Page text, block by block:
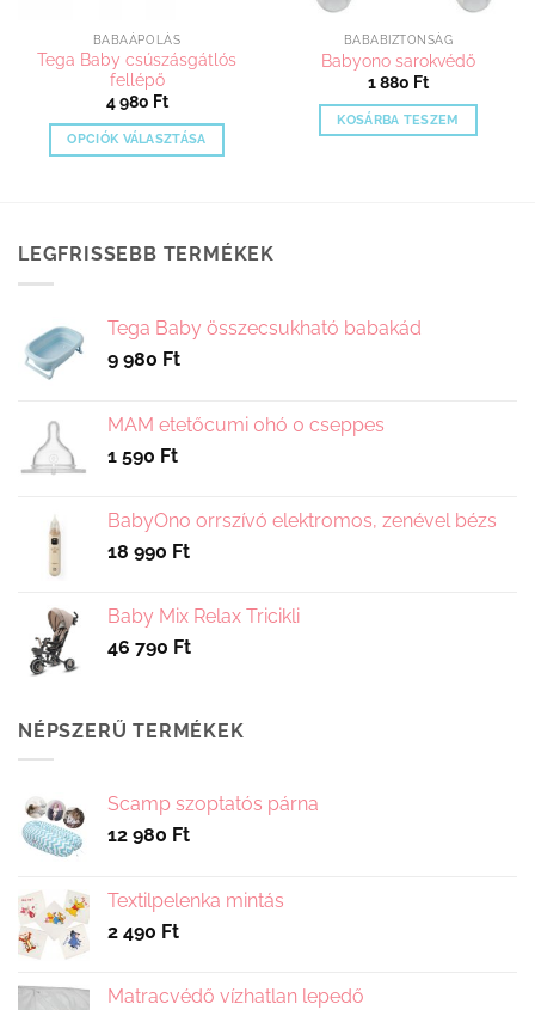
BABAÁPOLÁS
Tega Baby csúszásgátlós
fellépő
4 980 Ft
OPCIÓK VÁLASZTÁSA
több
variációja
változatok
a
választhatók
BABABIZTONSÁG
Babyono sarokvédő
1 880 Ft
KOSÁRBA TESZEM
LEGFRISSEBB TERMÉKEK
Tega Baby összecsukható babakád
9 980 Ft
MAM etetőcumi 0hó 0 cseppes
1 590 Ft
BabyOno orrszívó elektromos, zenével bézs
18 990 Ft
Baby Mix Relax Tricikli
46 790 Ft
NÉPSZERŰ TERMÉKEK
Scamp szoptatós párna
12 980 Ft
Textilpelenka mintás
2 490 Ft
Matracvédő vízhatlan lepedő